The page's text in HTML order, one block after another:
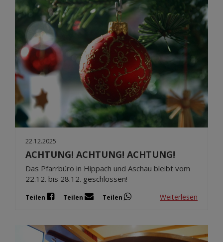
22.12.2025
ACHTUNG! ACHTUNG! ACHTUNG!
Das Pfarrbüro in Hippach und Aschau bleibt vom
22.12. bis 28.12. geschlossen!
Teilen Teilen Teilen Weiterlesen